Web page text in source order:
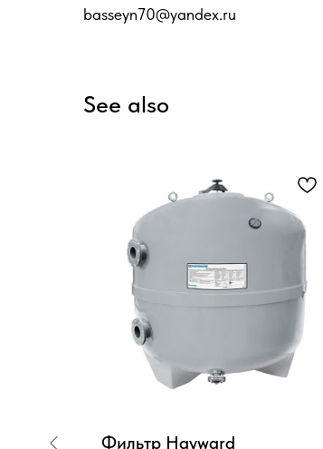
basseyn70@yandex.ru
See also
Фильтр Hayward